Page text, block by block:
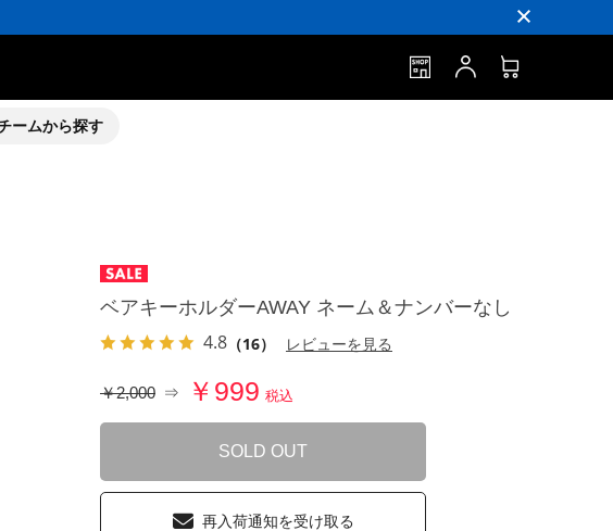
ゼント！
！
ゼント！
ームから探す
ベアキーホルダーAWAY ネーム＆ナンバーなし
4.8 （16） レビューを見る
￥2,000 ⇒ ￥999 税込
SOLD OUT
再入荷通知を受け取る